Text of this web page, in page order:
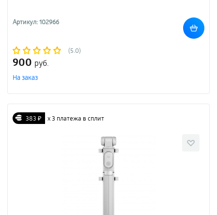
Артикул: 102966
(5.0)
900 руб.
На заказ
383 ₽ х 3 платежа в сплит